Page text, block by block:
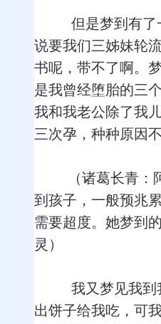
但是梦到有了
说要我们三姊妹轮
书呢，带不了啊。
是我曾经堕胎的三
我和我老公除了我
三次孕，种种原因
（诸葛长青：
到孩子，一般预兆
需要超度。她梦到
灵）
我又梦见我到
出饼子给我吃，可